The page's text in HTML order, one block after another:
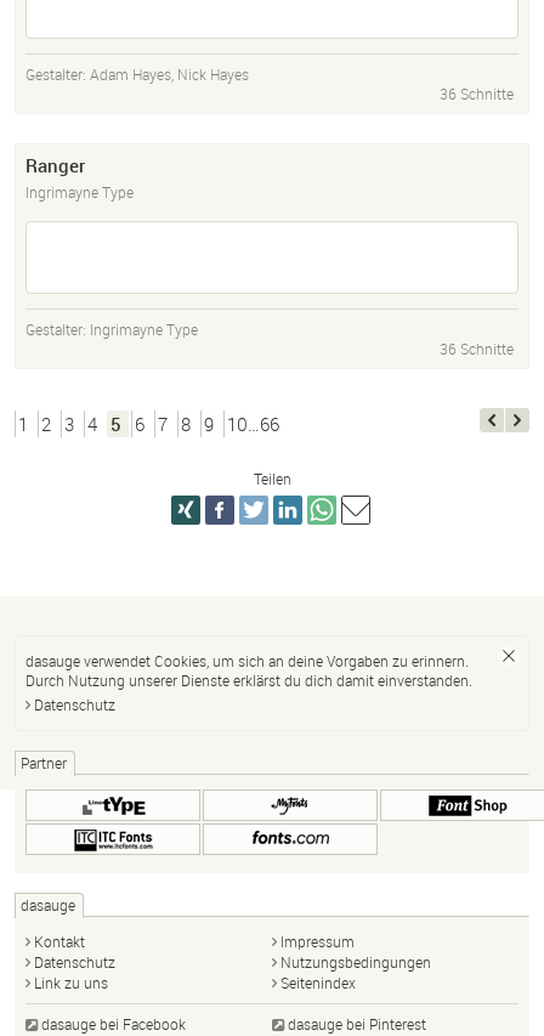
Gestalter: Adam Hayes, Nick Hayes
36 Schnitte
Ranger
Ingrimayne Type
Gestalter: Ingrimayne Type
36 Schnitte
1 2 3 4 5 6 7 8 9 10…66
Teilen
dasauge verwendet Cookies, um sich an deine Vorgaben zu erinnern.
Durch Nutzung unserer Dienste erklärst du dich damit einverstanden.
Datenschutz
Partner
dasauge
Kontakt
Impressum
Datenschutz
Nutzungsbedingungen
Link zu uns
Seitenindex
dasauge bei Facebook dasauge bei Pinterest